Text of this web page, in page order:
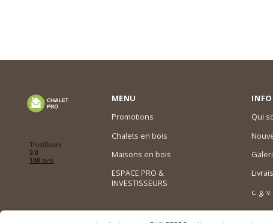
MENU
Promotions
Chalets en bois
Maisons en bois
ESPACE PRO &
INVESTISSEURS
Qui
c. g.